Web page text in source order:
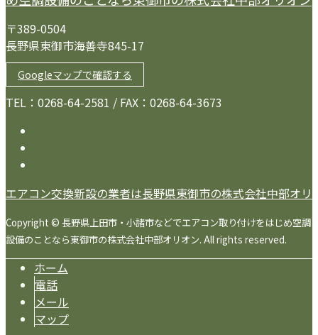
〒389-0504
長野県東御市海善寺845-17
Googleマップで確認する
TEL：0268-64-2581 / FAX：0268-64-3673
エアコン交換新設の業者は長野県東御市の株式会社中部オ
Copyright © 長野県上田市・小諸市などでエアコン取り付けをはじめ空調
設備のことなら東御市の株式会社中部オリオン. All rights reserved.
ホーム
電話
メール
マップ